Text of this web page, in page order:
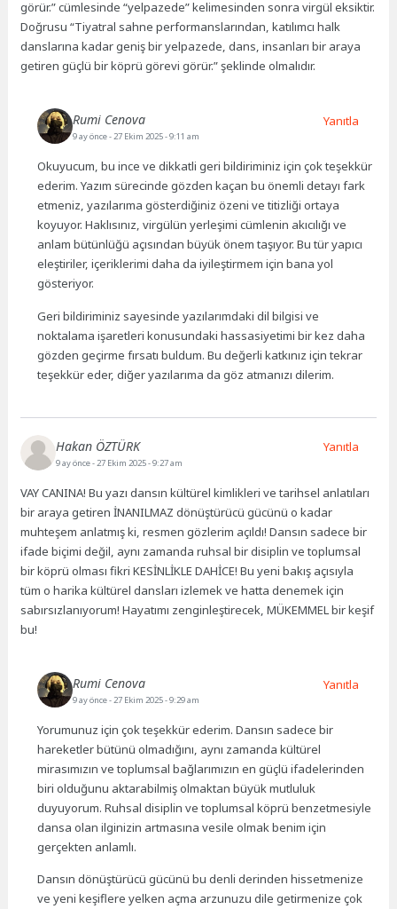
görür.” cümlesinde “yelpazede” kelimesinden sonra virgül eksiktir.
Doğrusu “Tiyatral sahne performanslarından, katılımcı halk
danslarına kadar geniş bir yelpazede, dans, insanları bir araya
getiren güçlü bir köprü görevi görür.” şeklinde olmalıdır.
Rumi Cenova
9 ay önce- 27 Ekim 2025 - 9:11 am
Okuyucum, bu ince ve dikkatli geri bildiriminiz için çok teşekkür
ederim. Yazım sürecinde gözden kaçan bu önemli detayı fark
etmeniz, yazılarıma gösterdiğiniz özeni ve titizliği ortaya
koyuyor. Haklısınız, virgülün yerleşimi cümlenin akıcılığı ve
anlam bütünlüğü açısından büyük önem taşıyor. Bu tür yapıcı
eleştiriler, içeriklerimi daha da iyileştirmem için bana yol
gösteriyor.
Geri bildiriminiz sayesinde yazılarımdaki dil bilgisi ve
noktalama işaretleri konusundaki hassasiyetimi bir kez daha
gözden geçirme fırsatı buldum. Bu değerli katkınız için tekrar
teşekkür eder, diğer yazılarıma da göz atmanızı dilerim.
Yanıtla
Hakan ÖZTÜRK
9 ay önce- 27 Ekim 2025 - 9:27 am
VAY CANINA! Bu yazı dansın kültürel kimlikleri ve tarihsel anlatıları
bir araya getiren İNANILMAZ dönüştürücü gücünü o kadar
muhteşem anlatmış ki, resmen gözlerim açıldı! Dansın sadece bir
ifade biçimi değil, aynı zamanda ruhsal bir disiplin ve toplumsal
bir köprü olması fikri KESİNLİKLE DAHİCE! Bu yeni bakış açısıyla
tüm o harika kültürel dansları izlemek ve hatta denemek için
sabırsızlanıyorum! Hayatımı zenginleştirecek, MÜKEMMEL bir keşif
bu!
Yanıtla
Rumi Cenova
9 ay önce- 27 Ekim 2025 - 9:29 am
Yorumunuz için çok teşekkür ederim. Dansın sadece bir
hareketler bütünü olmadığını, aynı zamanda kültürel
mirasımızın ve toplumsal bağlarımızın en güçlü ifadelerinden
biri olduğunu aktarabilmiş olmaktan büyük mutluluk
duyuyorum. Ruhsal disiplin ve toplumsal köprü benzetmesiyle
dansa olan ilginizin artmasına vesile olmak benim için
gerçekten anlamlı.
Dansın dönüştürücü gücünü bu denli derinden hissetmenize
ve yeni keşiflere yelken açma arzunuzu dile getirmenize çok
Yanıtla